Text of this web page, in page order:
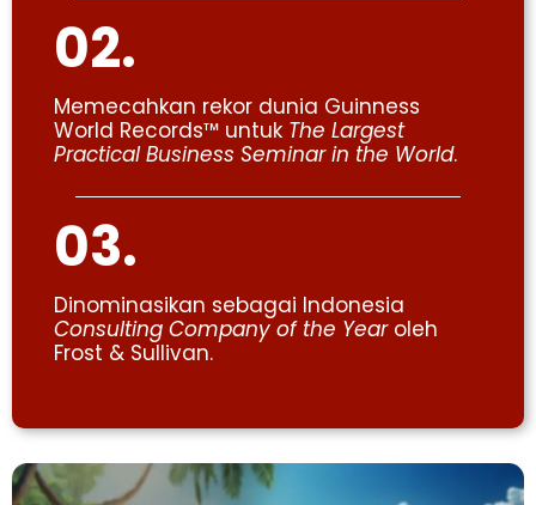
02.
Memecahkan rekor dunia Guinness
World Records™ untuk The Largest
Practical Business Seminar in the World.
03.
Dinominasikan sebagai Indonesia
Consulting Company of the Yearoleh
Frost & Sullivan.